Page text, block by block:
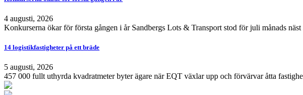
4 augusti, 2026
Konkurserna ökar för första gången i år Sandbergs Lots & Transport stod för juli månads
14 logistikfastigheter på ett bräde
5 augusti, 2026
457 000 fullt uthyrda kvadratmeter byter ägare när EQT växlar upp och förvärvar åtta